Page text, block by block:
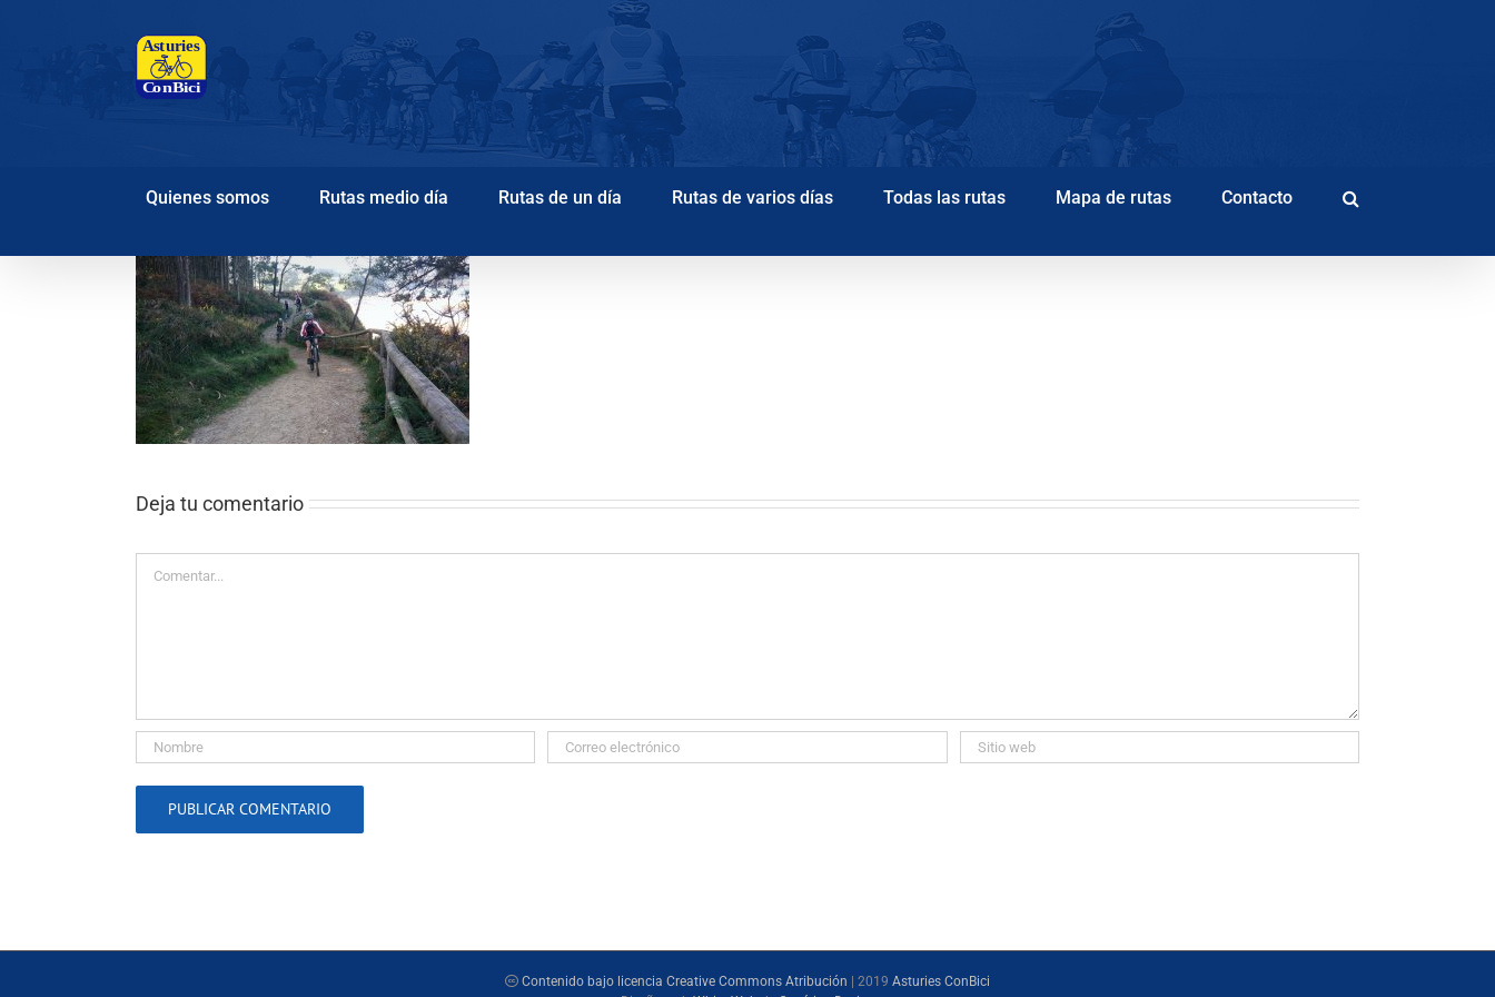
Quienes somos Rutas medio día Rutas de un día Rutas de varios días Todas las rutas Mapa de rutas Contacto
Deja tu comentario
Comentar
Contenido bajo licencia Creative Commons Atribución | 2019 Asturies ConBici